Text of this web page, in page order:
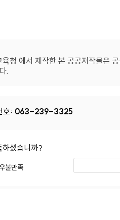
청 에서 제작한 본 공공저작물은 공
.
호: 063-239-3325
하셨습니까?
불만족